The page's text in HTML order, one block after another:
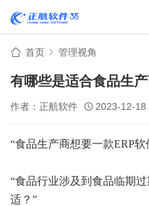
首页 管理视角
有哪些是适合食品生
作者：正航软件 2023-12-18
“食品生产商想要一款ERP
“食品行业涉及到食品临期
适？”